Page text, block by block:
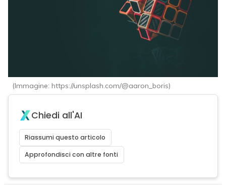
(Immagine: https://unsplash.com/@aaron_boris)
Chiedi all'AI
Riassumi questo articolo
Approfondisci con altre fonti